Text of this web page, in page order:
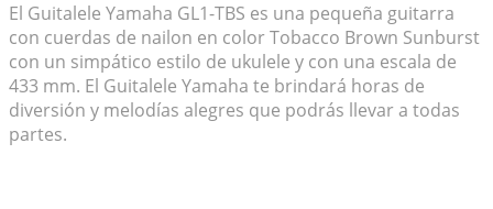
El Guitalele Yamaha GL1-TBS es una pequeña guitarra
con cuerdas de nailon en color Tobacco Brown Sunburst
con un simpático estilo de ukulele y con una escala de
433 mm. El Guitalele Yamaha te brindará horas de
diversión y melodías alegres que podrás llevar a todas
partes.